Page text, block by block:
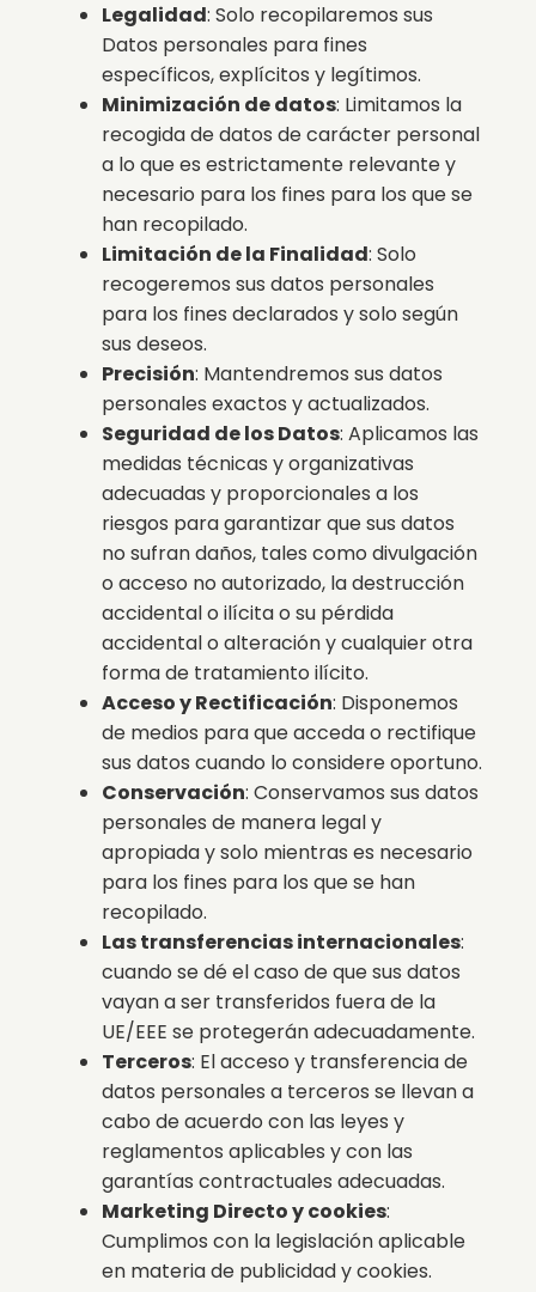
Legalidad: Solo recopilaremos sus
Datos personales para fines
específicos, explícitos y legítimos.
Minimización de datos: Limitamos la
recogida de datos de carácter personal
a lo que es estrictamente relevante y
necesario para los fines para los que se
han recopilado.
Limitación de la Finalidad: Solo
recogeremos sus datos personales
para los fines declarados y solo según
sus deseos.
Precisión: Mantendremos sus datos
personales exactos y actualizados.
Seguridad de los Datos: Aplicamos las
medidas técnicas y organizativas
adecuadas y proporcionales a los
riesgos para garantizar que sus datos
no sufran daños, tales como divulgación
o acceso no autorizado, la destrucción
accidental o ilícita o su pérdida
accidental o alteración y cualquier otra
forma de tratamiento ilícito.
Acceso y Rectificación: Disponemos
de medios para que acceda o rectifique
sus datos cuando lo considere oportuno.
Conservación: Conservamos sus datos
personales de manera legal y
apropiada y solo mientras es necesario
para los fines para los que se han
recopilado.
Las transferencias internacionales:
cuando se dé el caso de que sus datos
vayan a ser transferidos fuera de la
UE/EEE se protegerán adecuadamente.
Terceros: El acceso y transferencia de
datos personales a terceros se llevan a
cabo de acuerdo con las leyes y
reglamentos aplicables y con las
garantías contractuales adecuadas.
Marketing Directo y cookies:
Cumplimos con la legislación aplicable
en materia de publicidad y cookies.